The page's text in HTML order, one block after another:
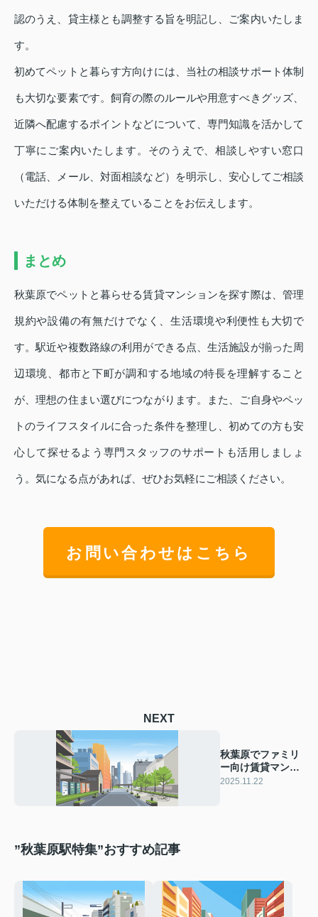
認のうえ、貸主様とも調整する旨を明記し、ご案内いたしま
す。
初めてペットと暮らす方向けには、当社の相談サポート体制
も大切な要素です。飼育の際のルールや用意すべきグッズ、
近隣へ配慮するポイントなどについて、専門知識を活かして
丁寧にご案内いたします。そのうえで、相談しやすい窓口
（電話、メール、対面相談など）を明示し、安心してご相談
いただける体制を整えていることをお伝えします。
まとめ
秋葉原でペットと暮らせる賃貸マンションを探す際は、管理
規約や設備の有無だけでなく、生活環境や利便性も大切で
す。駅近や複数路線の利用ができる点、生活施設が揃った周
辺環境、都市と下町が調和する地域の特長を理解すること
が、理想の住まい選びにつながります。また、ご自身やペッ
トのライフスタイルに合った条件を整理し、初めての方も安
心して探せるよう専門スタッフのサポートも活用しましょ
う。気になる点があれば、ぜひお気軽にご相談ください。
お問い合わせはこちら
NEXT
秋葉原でファミリ
ー向け賃貸マンシ
ョンを探すなら？
2025.11.22
”秋葉原駅特集”おすすめ記事